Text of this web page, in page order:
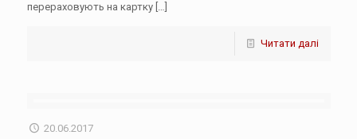
перераховують на картку[…]
Читати далі
20.06.2017